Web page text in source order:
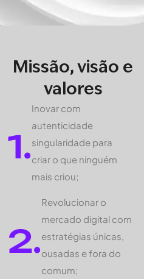
Missão, visão e
valores
1.
Inovar com
autenticidade
singularidade para
criar o que ninguém
mais criou;
2.
Revolucionar o
mercado digital com
estratégias únicas,
ousadas e fora do
comum;